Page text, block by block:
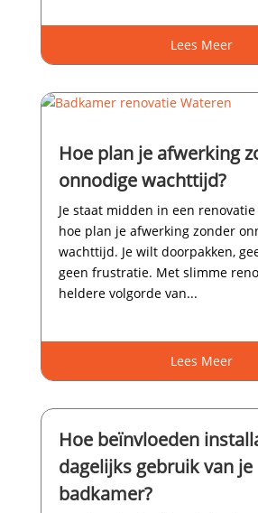
Lees Meer
Hoe plan je afwerking
onnodige wachttijd?
Je staat midden in een
hoe plan je afwerking zonder
wachttijd.​ Je wilt doorpakken,
geen frustratie.​ Met slimme
heldere volgorde van...
Lees Meer
Hoe beïnvloeden
dagelijks gebruik van je
badkamer?